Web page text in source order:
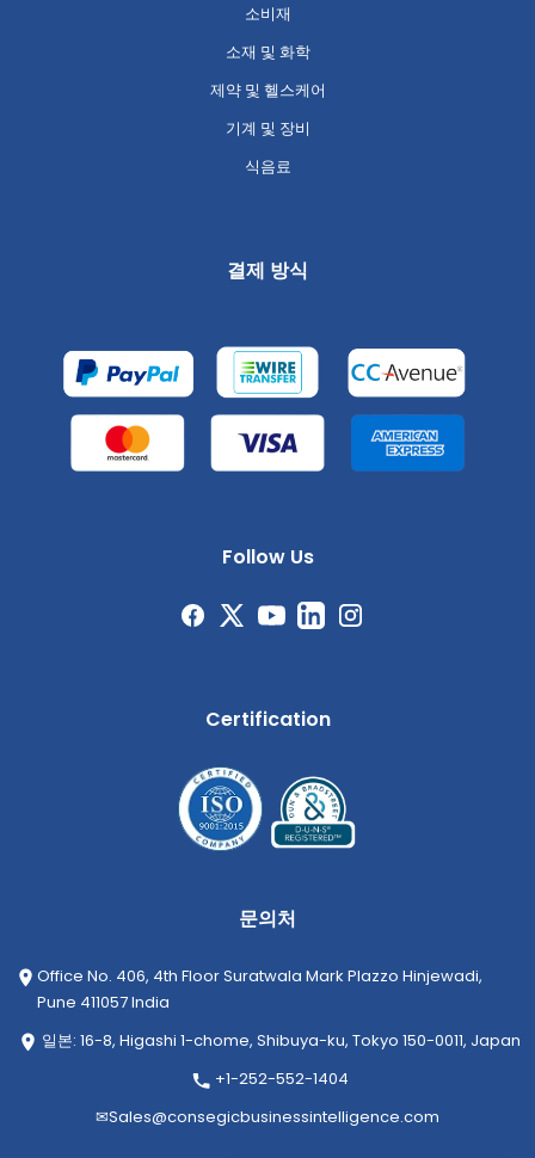
소비재
소재 및 화학
제약 및 헬스케어
기계 및 장비
식음료
결제 방식
Follow Us
Certification
문의처
Office No. 406, 4th Floor Suratwala Mark Plazzo Hinjewadi,
Pune 411057 India
일본: 16-8, Higashi 1-chome, Shibuya-ku, Tokyo 150-0011, Japan
+1-252-552-1404
✉Sales@consegicbusinessintelligence.com